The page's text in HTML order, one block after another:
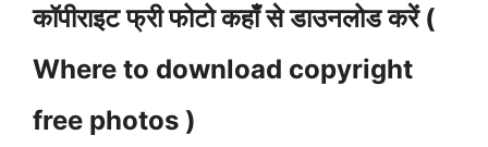
कॉपीराइट फ्री फोटो कहाँ से डाउनलोड करें (
Where to download copyright
free photos )